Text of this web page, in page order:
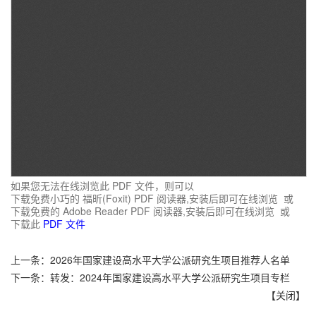
如果您无法在线浏览此 PDF 文件，则可以
下载免费小巧的 福昕(Foxit) PDF 阅读器,安装后即可在线浏览 或
下载免费的 Adobe Reader PDF 阅读器,安装后即可在线浏览 或
下载此 PDF 文件
上一条： 2026年国家建设高水平大学公派研究生项目推荐人名单
下一条： 转发：2024年国家建设高水平大学公派研究生项目专栏
【关闭】